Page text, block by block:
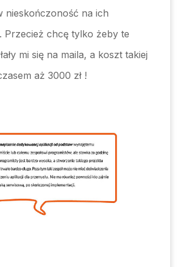
nieskończoność na ich
Przecież chcę tylko żeby te
mi się na maila, a koszt takiej
aż 3000 zł !